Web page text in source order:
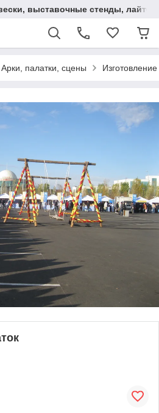
выставочные стенды,
Арки, палатки, сцены